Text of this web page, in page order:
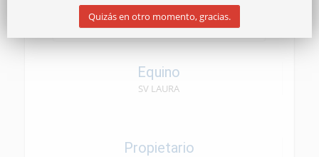
14/06/2025
Equino
SV LAURA
Propietario
Quizás en otro momento, gracias.